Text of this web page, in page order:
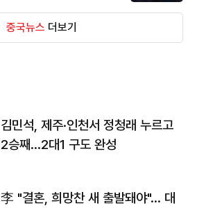
중국뉴스 더보기
김민석, 제주·인천서 정청래 누르고
2승째…2대1 구도 완성
李 "결혼, 희망찬 새 출발돼야"… 대